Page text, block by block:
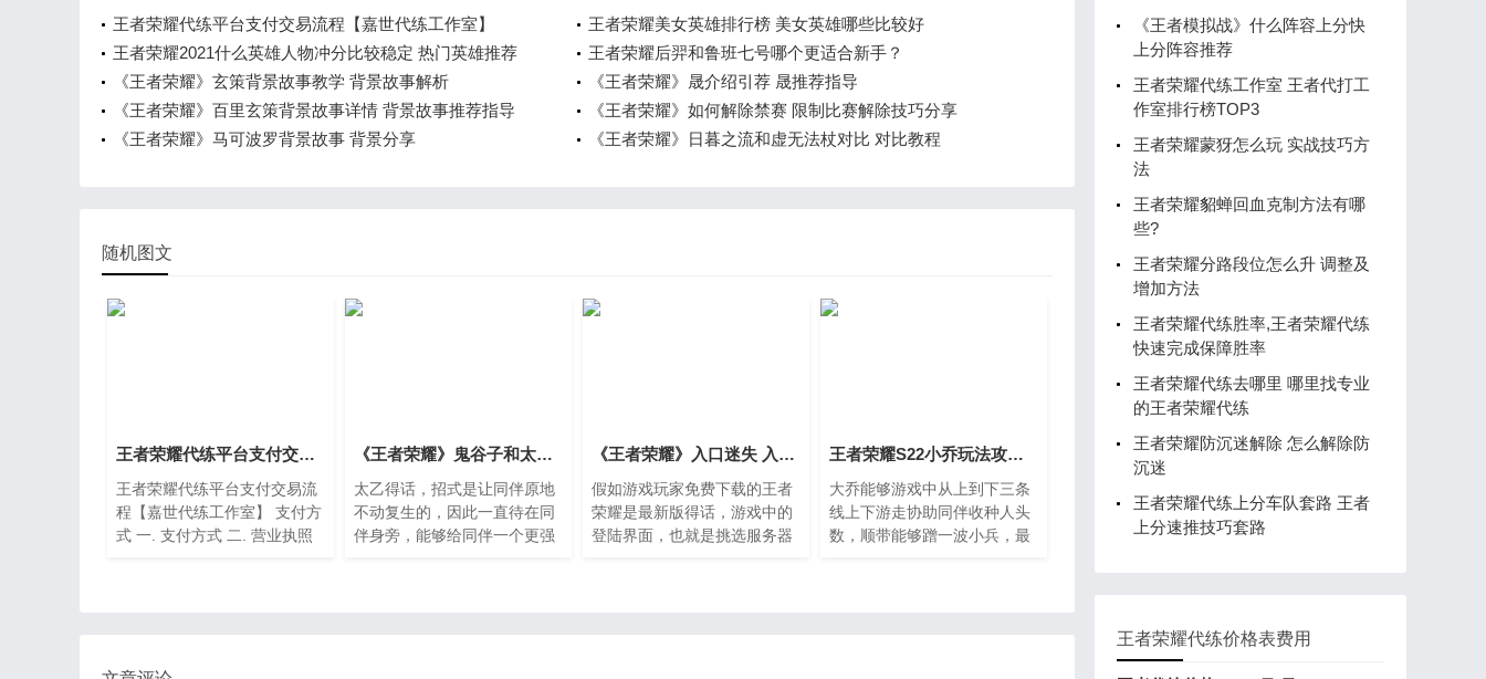
王者荣耀代练平台支付交易流程【嘉世代练工作室】
王者荣耀美女英雄排行榜 美女英雄哪些比较好
王者荣耀2021什么英雄人物冲分比较稳定 热门英雄推荐
王者荣耀后羿和鲁班七号哪个更适合新手？
《王者荣耀》玄策背景故事教学 背景故事解析
《王者荣耀》晟介绍引荐 晟推荐指导
《王者荣耀》百里玄策背景故事详情 背景故事推荐指导
《王者荣耀》如何解除禁赛 限制比赛解除技巧分享
《王者荣耀》马可波罗背景故事 背景分享
《王者荣耀》日暮之流和虚无法杖对比 对比教程
随机图文
王者荣耀代练平台支付交易流程【嘉世代练工作室】
王者荣耀代练平台支付交易流
程【嘉世代练工作室】 支付方
式 一. 支付方式 二. 营业执照
《王者荣耀》鬼谷子和太乙真人对比 辅助对比分析
太乙得话，招式是让同伴原地
不动复生的，因此一直待在同
伴身旁，能够给同伴一个更强
《王者荣耀》入口迷失 入口怎么找详情？
假如游戏玩家免费下载的王者
荣耀是最新版得话，游戏中的
登陆界面，也就是挑选服务器
王者荣耀S22小乔玩法攻略 新赛季怎么玩介绍
大乔能够游戏中从上到下三条
线上下游走协助同伴收种人头
数，顺带能够蹭一波小兵，最
《王者模拟战》什么阵容上分快
上分阵容推荐
王者荣耀代练工作室 王者代打工
作室排行榜TOP3
王者荣耀蒙犽怎么玩 实战技巧方
法
王者荣耀貂蝉回血克制方法有哪
些?
王者荣耀分路段位怎么升 调整及
增加方法
王者荣耀代练胜率,王者荣耀代练
快速完成保障胜率
王者荣耀代练去哪里 哪里找专业
的王者荣耀代练
王者荣耀防沉迷解除 怎么解除防
沉迷
王者荣耀代练上分车队套路 王者
上分速推技巧套路
王者荣耀代练价格表费用